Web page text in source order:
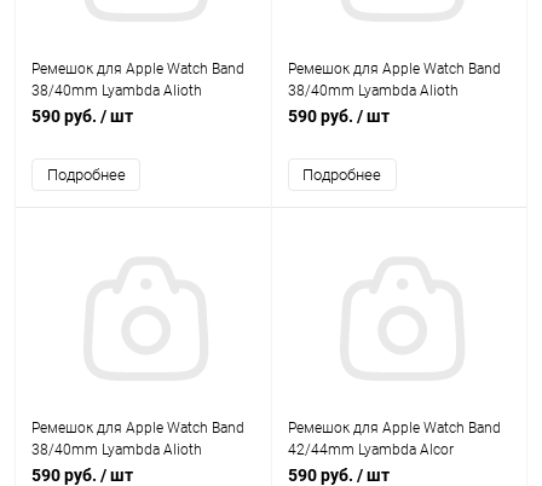
Ремешок для Apple Watch Band
38/40mm Lyambda Alioth
силиконовый черный/желтый
590 руб. / шт
Подробнее
Ремешок для Apple Watch Band
38/40mm Lyambda Alioth
силиконовый синий/белый
590 руб. / шт
Подробнее
Ремешок для Apple Watch Band
38/40mm Lyambda Alioth
силиконовый черный/серый
590 руб. / шт
Ремешок для Apple Watch Band
42/44mm Lyambda Alcor
спортивный силиконовый
590 руб. / шт